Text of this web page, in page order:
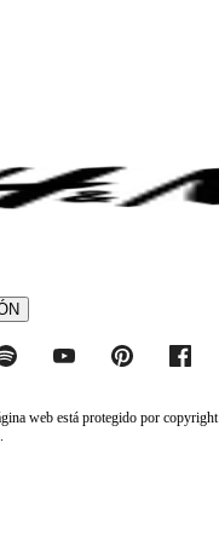
web está protegido por